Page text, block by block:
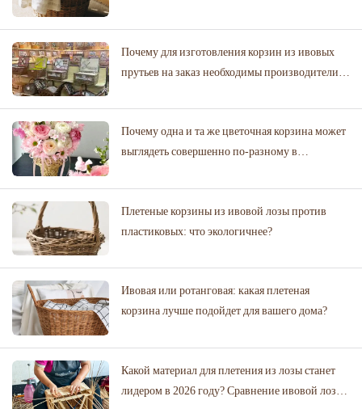
Почему для изготовления корзин из ивовых
прутьев на заказ необходимы производители с
Почему одна и та же цветочная корзина может
выглядеть совершенно по-разному в
Плетеные корзины из ивовой лозы против
пластиковых: что экологичнее?
Ивовая или ротанговая: какая плетеная
корзина лучше подойдет для вашего дома?
Какой материал для плетения из лозы станет
лидером в 2026 году? Сравнение ивовой лозы,